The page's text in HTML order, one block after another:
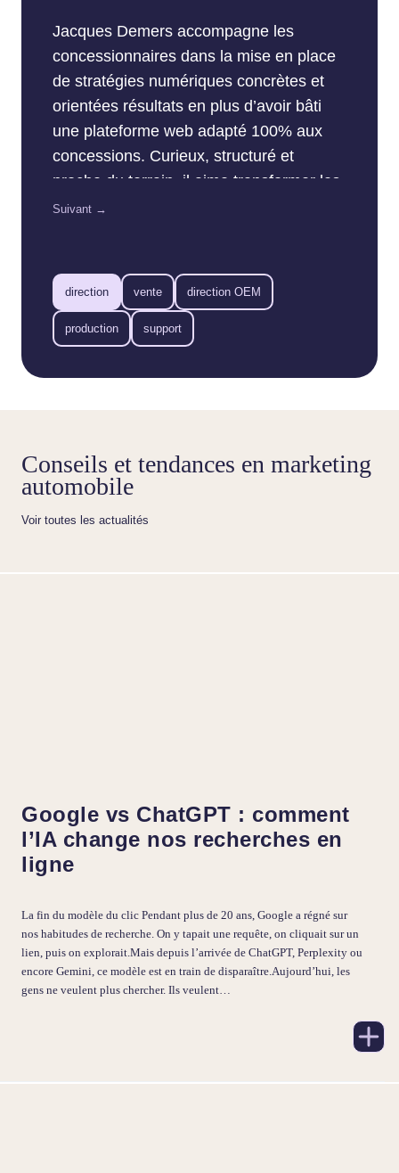
Jacques Demers accompagne les
concessionnaires dans la mise en place
de stratégies numériques concrètes et
orientées résultats en plus d’avoir bâti
une plateforme web adapté 100% aux
concessions. Curieux, structuré et
proche du terrain, il aime transformer les
données en actions simples pour les
le maximum du web… sans compliquer
la vie de personne.
Suivant →
direction vente direction OEM
production support
Conseils et tendances en marketing
automobile
Voir toutes les actualités
Google vs ChatGPT : comment
l’IA change nos recherches en
ligne
La fin du modèle du clic Pendant plus de 20 ans, Google a régné sur
nos habitudes de recherche. On y tapait une requête, on cliquait sur un
lien, puis on explorait.Mais depuis l’arrivée de ChatGPT, Perplexity ou
encore Gemini, ce modèle est en train de disparaître.Aujourd’hui, les
gens ne veulent plus chercher. Ils veulent…